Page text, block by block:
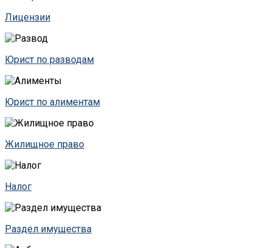
Лицензии
Юрист по разводам
Юрист по алиментам
Жилищное право
Налог
Раздел имущества